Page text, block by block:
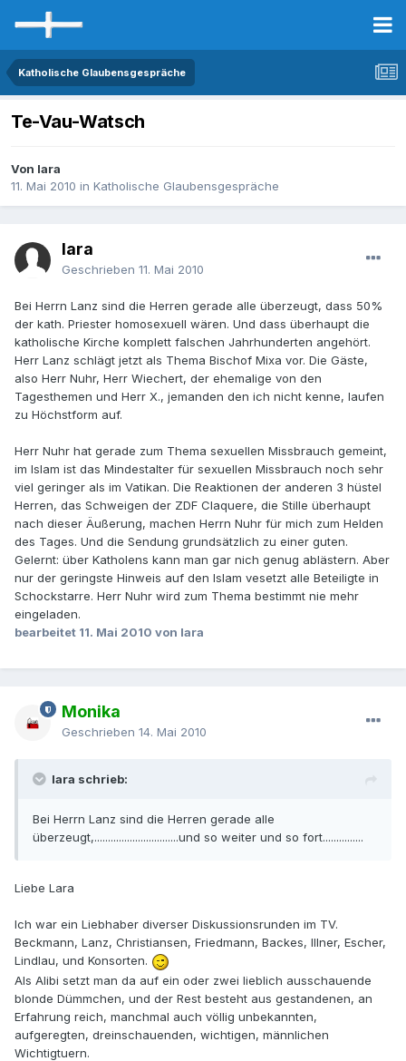
Katholische Glaubensgespräche
Te-Vau-Watsch
Von lara
11. Mai 2010 in Katholische Glaubensgespräche
lara
Geschrieben 11. Mai 2010
Bei Herrn Lanz sind die Herren gerade alle überzeugt, dass 50%
der kath. Priester homosexuell wären. Und dass überhaupt die
katholische Kirche komplett falschen Jahrhunderten angehört.
Herr Lanz schlägt jetzt als Thema Bischof Mixa vor. Die Gäste,
also Herr Nuhr, Herr Wiechert, der ehemalige von den
Tagesthemen und Herr X., jemanden den ich nicht kenne, laufen
zu Höchstform auf.
Herr Nuhr hat gerade zum Thema sexuellen Missbrauch gemeint,
im Islam ist das Mindestalter für sexuellen Missbrauch noch sehr
viel geringer als im Vatikan. Die Reaktionen der anderen 3 hüstel
Herren, das Schweigen der ZDF Claquere, die Stille überhaupt
nach dieser Äußerung, machen Herrn Nuhr für mich zum Helden
des Tages. Und die Sendung grundsätzlich zu einer guten.
Gelernt: über Katholens kann man gar nich genug ablästern. Aber
nur der geringste Hinweis auf den Islam vesetzt alle Beteiligte in
Schockstarre. Herr Nuhr wird zum Thema bestimmt nie mehr
eingeladen.
bearbeitet 11. Mai 2010 von lara
Monika
Geschrieben 14. Mai 2010
lara schrieb:
Bei Herrn Lanz sind die Herren gerade alle
überzeugt,...............................und so weiter und so fort...............
Liebe Lara
Ich war ein Liebhaber diverser Diskussionsrunden im TV.
Beckmann, Lanz, Christiansen, Friedmann, Backes, Illner, Escher,
Lindlau, und Konsorten.
Als Alibi setzt man da auf ein oder zwei lieblich ausschauende
blonde Dümmchen, und der Rest besteht aus gestandenen, an
Erfahrung reich, manchmal auch völlig unbekannten,
aufgeregten, dreinschauenden, wichtigen, männlichen
Wichtigtuern.